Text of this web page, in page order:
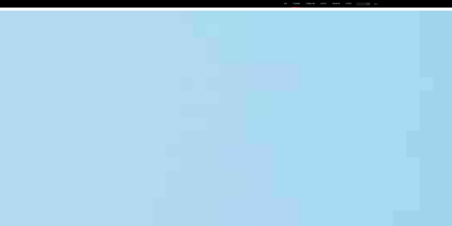
首页 产品及服务 行业解决方案 合作伙伴 投资者关系 关于我们 中EN